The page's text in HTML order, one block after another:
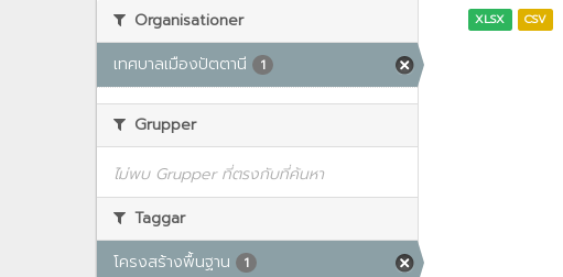
Organisationer
เทศบาลเมืองปัตตานี
1
Grupper
ไม่พบ Grupper ที่ตรงกับที่ค้นหา
Taggar
โครงสร้างพื้นฐาน
1
XLSX CSV